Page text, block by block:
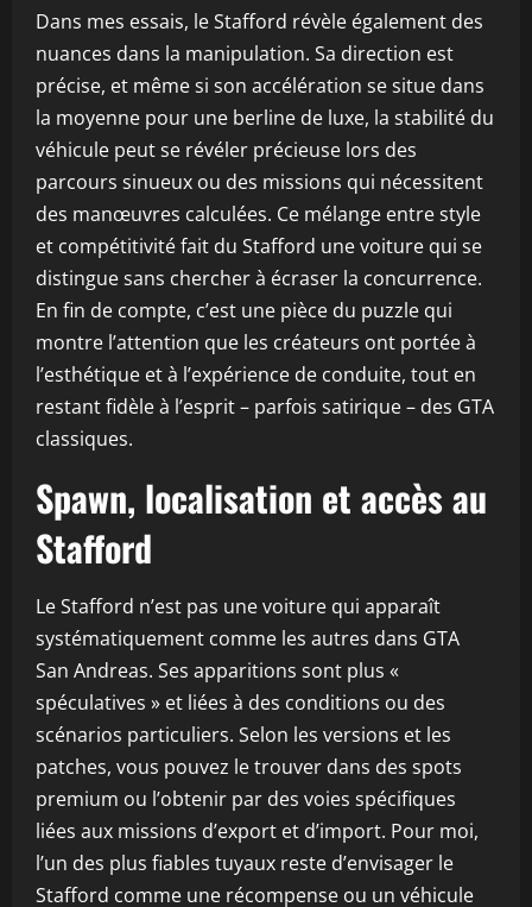
Dans mes essais, le Stafford révèle également des
nuances dans la manipulation. Sa direction est
précise, et même si son accélération se situe dans
la moyenne pour une berline de luxe, la stabilité du
véhicule peut se révéler précieuse lors des
parcours sinueux ou des missions qui nécessitent
des manœuvres calculées. Ce mélange entre style
et compétitivité fait du Stafford une voiture qui se
distingue sans chercher à écraser la concurrence.
En fin de compte, c’est une pièce du puzzle qui
montre l’attention que les créateurs ont portée à
l’esthétique et à l’expérience de conduite, tout en
restant fidèle à l’esprit – parfois satirique – des GTA
classiques.
Spawn, localisation et accès au
Stafford
Le Stafford n’est pas une voiture qui apparaît
systématiquement comme les autres dans GTA
San Andreas. Ses apparitions sont plus «
spéculatives » et liées à des conditions ou des
scénarios particuliers. Selon les versions et les
patches, vous pouvez le trouver dans des spots
premium ou l’obtenir par des voies spécifiques
liées aux missions d’export et d’import. Pour moi,
l’un des plus fiables tuyaux reste d’envisager le
Stafford comme une récompense ou un véhicule